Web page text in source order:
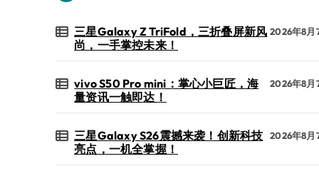
三星Galaxy Z TriFold，三折叠屏新风
尚，一手掌控未来！
2026年8月
vivo S50 Pro mini：掌心小巨匠，海
量资讯一触即达！
2026年8月
三星Galaxy S26震撼来袭！创新科技
亮点，一机全掌握！
2026年8月